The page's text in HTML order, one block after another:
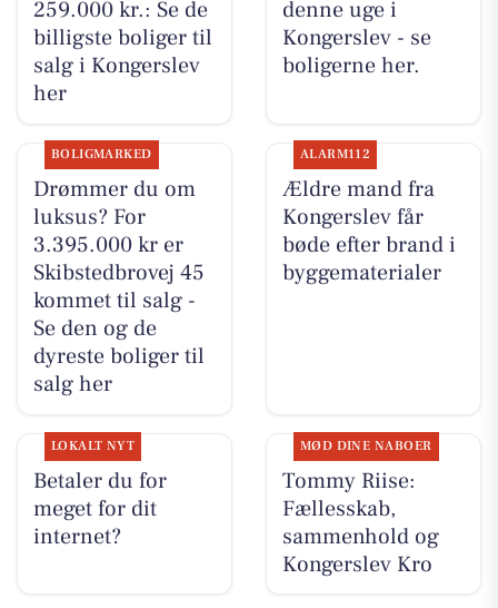
259.000 kr.: Se de
billigste boliger til
salg i Kongerslev
her
denne uge i
Kongerslev - se
boligerne her.
BOLIGMARKED
Drømmer du om
luksus? For
3.395.000 kr er
Skibstedbrovej 45
kommet til salg -
Se den og de
dyreste boliger til
salg her
ALARM112
Ældre mand fra
Kongerslev får
bøde efter brand i
byggematerialer
LOKALT NYT
Betaler du for
meget for dit
internet?
MØD DINE NABOER
Tommy Riise:
Fællesskab,
sammenhold og
Kongerslev Kro